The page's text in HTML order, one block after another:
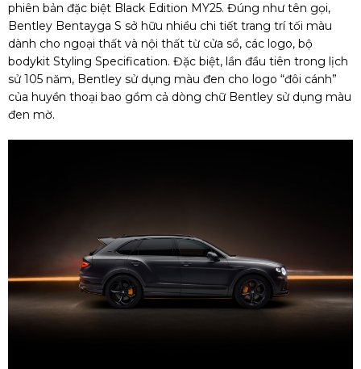
phiên bản đặc biệt Black Edition MY25. Đúng như tên gọi,
Bentley Bentayga S sở hữu nhiều chi tiết trang trí tối màu
dành cho ngoại thất và nội thất từ cửa sổ, các logo, bộ
bodykit Styling Specification. Đặc biệt, lần đầu tiên trong lịch
sử 105 năm, Bentley sử dụng màu đen cho logo “đôi cánh”
của huyền thoại bao gồm cả dòng chữ Bentley sử dụng màu
đen mờ.